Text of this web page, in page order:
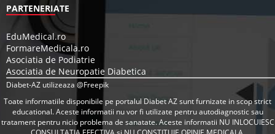
PARTENERIATE
EduMedical.ro
FormareMedicala.ro
Asociatia de Podiatrie
Asociatia de Neuropatie Diabetica
Diabet-AZ utilizeaza @Freepik
Toate informatiile disponibile pe portalul Diabet AZ sunt furnizate in scop strict
educational. Aceste informatii nu vor fi utilizate pentru autodiagnostic sau
tratament pentru nicio problema de sanatate. Aceste informatii NU INLOCUIESC